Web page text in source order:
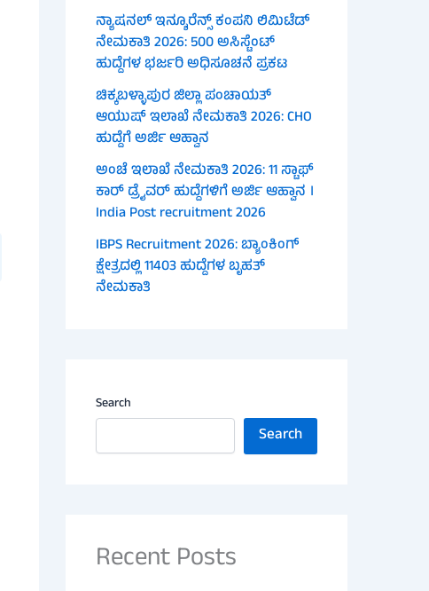
ನ್ಯಾಷನಲ್ ಇನ್ಶೂರೆನ್ಸ್ ಕಂಪನಿ ಲಿಮಿಟೆಡ್
ನೇಮಕಾತಿ 2026: 500 ಅಸಿಸ್ಟೆಂಟ್
ಹುದ್ದೆಗಳ ಭರ್ಜರಿ ಅಧಿಸೂಚನೆ ಪ್ರಕಟ
ಚಿಕ್ಕಬಳ್ಳಾಪುರ ಜಿಲ್ಲಾ ಪಂಚಾಯತ್
ಆಯುಷ್ ಇಲಾಖೆ ನೇಮಕಾತಿ 2026: CHO
ಹುದ್ದೆಗೆ ಅರ್ಜಿ ಆಹ್ವಾನ
ಅಂಚೆ ಇಲಾಖೆ ನೇಮಕಾತಿ 2026: 11 ಸ್ಟಾಫ್
ಕಾರ್ ಡ್ರೈವರ್ ಹುದ್ದೆಗಳಿಗೆ ಅರ್ಜಿ ಆಹ್ವಾನ ।
India Post recruitment 2026
IBPS Recruitment 2026: ಬ್ಯಾಂಕಿಂಗ್
ಕ್ಷೇತ್ರದಲ್ಲಿ 11403 ಹುದ್ದೆಗಳ ಬೃಹತ್
ನೇಮಕಾತಿ
Search
Search
Recent Posts